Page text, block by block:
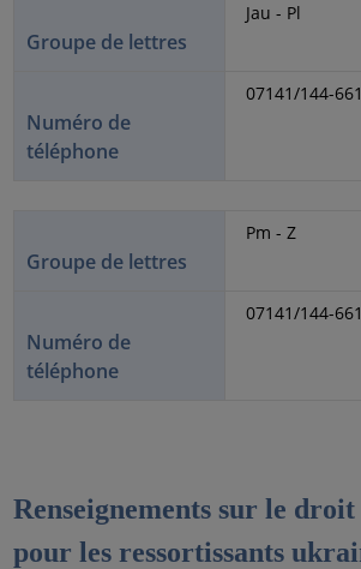
Groupe de lettres
Jau - Pl
Numéro de
téléphone
07141/144-
Groupe de lettres
Pm - Z
Numéro de
téléphone
07141/144-
Renseignements sur le
pour les ressortissants